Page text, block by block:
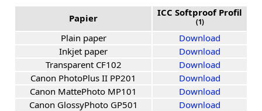
Papier ICC Softproof Profil
(1)
Plain paper
Download
Inkjet paper
Download
Transparent CF102
Download
Canon PhotoPlus II PP201
Download
Canon MattePhoto MP101
Download
Canon GlossyPhoto GP501
Download